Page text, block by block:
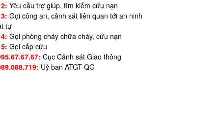
Yêu cầu trợ giúp, tìm kiếm cứu nạn
Gọi công an, cảnh sát liên quan tới an ninh
tự
Gọi phòng cháy chữa cháy, cứu nạn
Gọi cấp cứu
Cục Cảnh sát Giao thông
Uỷ ban ATGT QG